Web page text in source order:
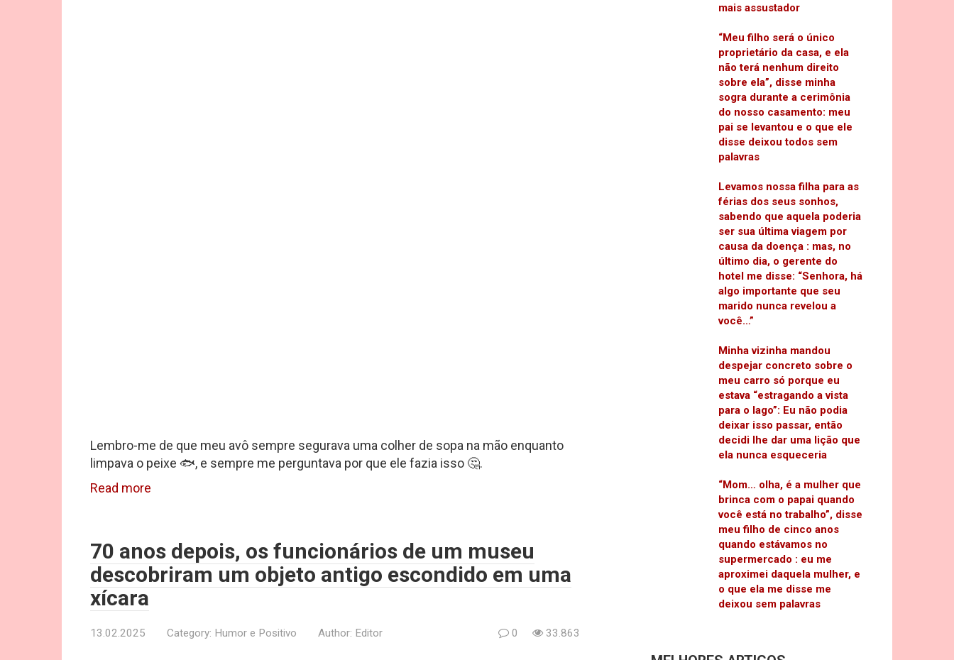
Lembro-me de que meu avô sempre segurava uma colher de sopa na mão enquanto
limpava o peixe 🐟, e sempre me perguntava por que ele fazia isso 🤔.
Read more
70 anos depois, os funcionários de um museu
descobriram um objeto antigo escondido em uma
xícara
13.02.2025 Category: Humor e Positivo Author: Editor 0 33.863
mais assustador
“Meu filho será o único
proprietário da casa, e ela
não terá nenhum direito
sobre ela”, disse minha
sogra durante a cerimônia
do nosso casamento: meu
pai se levantou e o que ele
disse deixou todos sem
palavras
Levamos nossa filha para as
férias dos seus sonhos,
sabendo que aquela poderia
ser sua última viagem por
causa da doença : mas, no
último dia, o gerente do
hotel me disse: “Senhora, há
algo importante que seu
marido nunca revelou a
você…”
Minha vizinha mandou
despejar concreto sobre o
meu carro só porque eu
estava “estragando a vista
para o lago”: Eu não podia
deixar isso passar, então
decidi lhe dar uma lição que
ela nunca esqueceria
“Mom… olha, é a mulher que
brinca com o papai quando
você está no trabalho”, disse
meu filho de cinco anos
quando estávamos no
supermercado : eu me
aproximei daquela mulher, e
o que ela me disse me
deixou sem palavras